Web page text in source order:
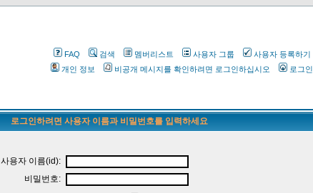
FAQ 검색 멤버리스트 사용자 그룹
사용자 등록하기
개인 정보
비공개 메시지를 확인하려면 로그인하십시오 로그인
로그인하려면 사용자 이름과 비밀번호를 입력하세요
사용자 이름(id):
비밀번호: